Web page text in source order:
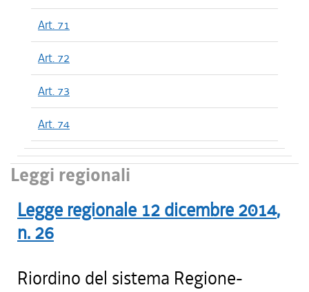
Art. 71
Art. 72
Art. 73
Art. 74
Leggi regionali
Legge regionale 12 dicembre 2014,
n. 26
Riordino del sistema Regione-